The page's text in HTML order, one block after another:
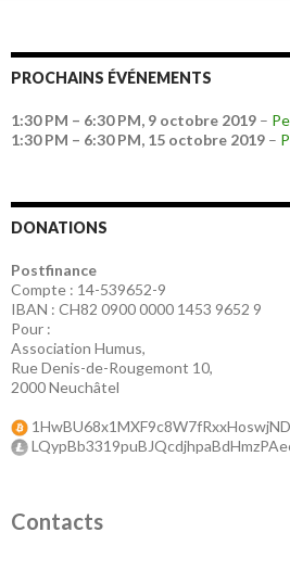
PROCHAINS ÉVÉNEMENTS
1:30 PM – 6:30 PM, 9 octobre 2019 –
1:30 PM – 6:30 PM, 15 octobre 2019 –
DONATIONS
Postfinance
Compte : 14-539652-9
IBAN : CH82 0900 0000 1453 9652 9
Pour :
Association Humus,
Rue Denis-de-Rougemont 10,
2000 Neuchâtel
Contacts